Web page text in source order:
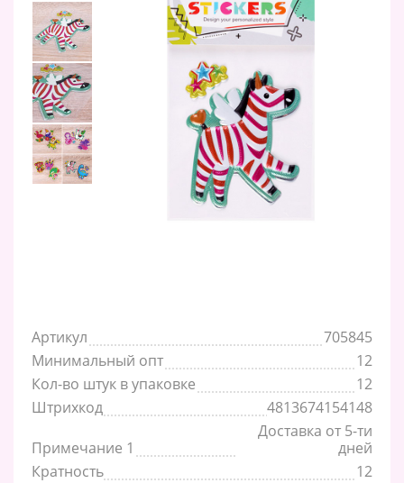
Артикул
705845
Минимальный опт
12
Кол-во штук в упаковке
12
Штрихкод
4813674154148
Примечание 1
Доставка от 5-ти
дней
Кратность
12